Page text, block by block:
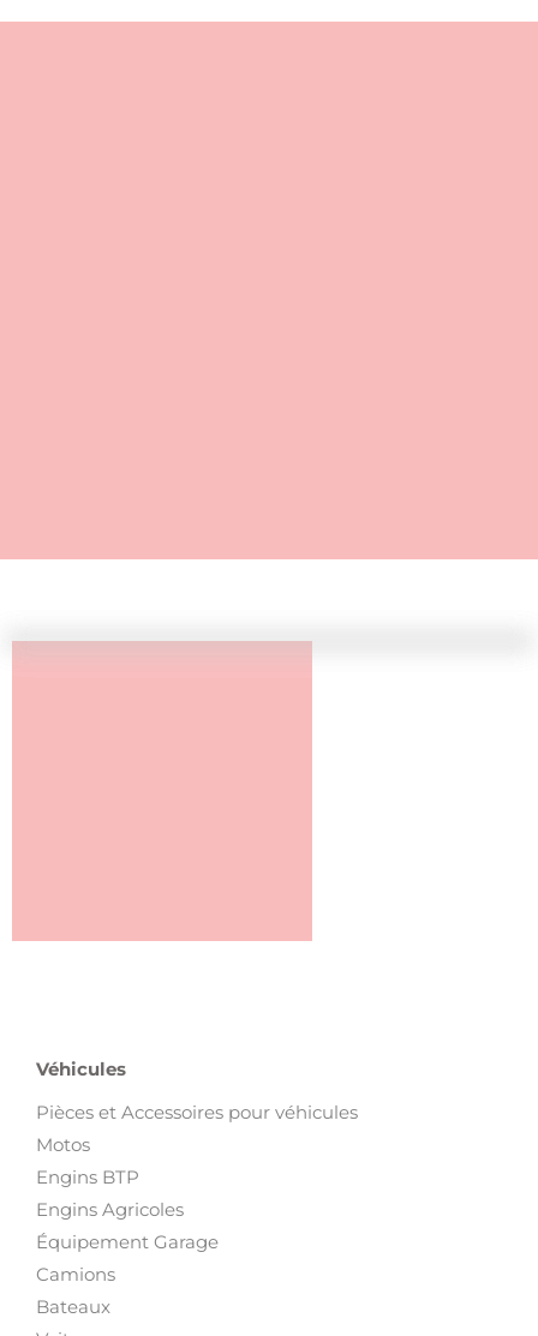
Véhicules
Pièces et Accessoires pour véhicules
Motos
Engins BTP
Engins Agricoles
Équipement Garage
Camions
Bateaux